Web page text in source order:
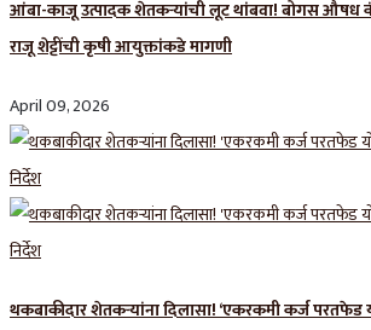
आंबा-काजू उत्पादक शेतकऱ्यांची लूट थांबवा! बोगस औषध
राजू शेट्टींची कृषी आयुक्तांकडे मागणी
April 09, 2026
थकबाकीदार शेतकऱ्यांना दिलासा! ‘एकरकमी कर्ज परतफेड